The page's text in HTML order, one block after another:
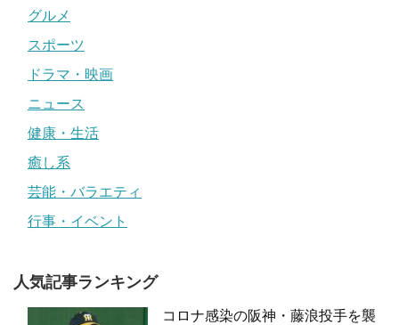
グルメ
スポーツ
ドラマ・映画
ニュース
健康・生活
癒し系
芸能・バラエティ
行事・イベント
人気記事ランキング
コロナ感染の阪神・藤浪投手を襲